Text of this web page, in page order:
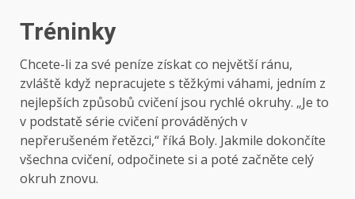
Tréninky
Chcete-li za své peníze získat co největší ránu,
zvláště když nepracujete s těžkými váhami, jedním z
nejlepších způsobů cvičení jsou rychlé okruhy. „Je to
v podstatě série cvičení prováděných v
nepřerušeném řetězci,“ říká Boly. Jakmile dokončíte
všechna cvičení, odpočinete si a poté začněte celý
okruh znovu.